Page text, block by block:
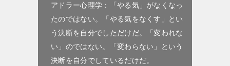
アドラー心理学：「やる気」がなくなっ
たのではない。「やる気をなくす」とい
う決断を自分でしただけだ。「変われな
い」のではない。「変わらない」という
決断を自分でしているだけだ。